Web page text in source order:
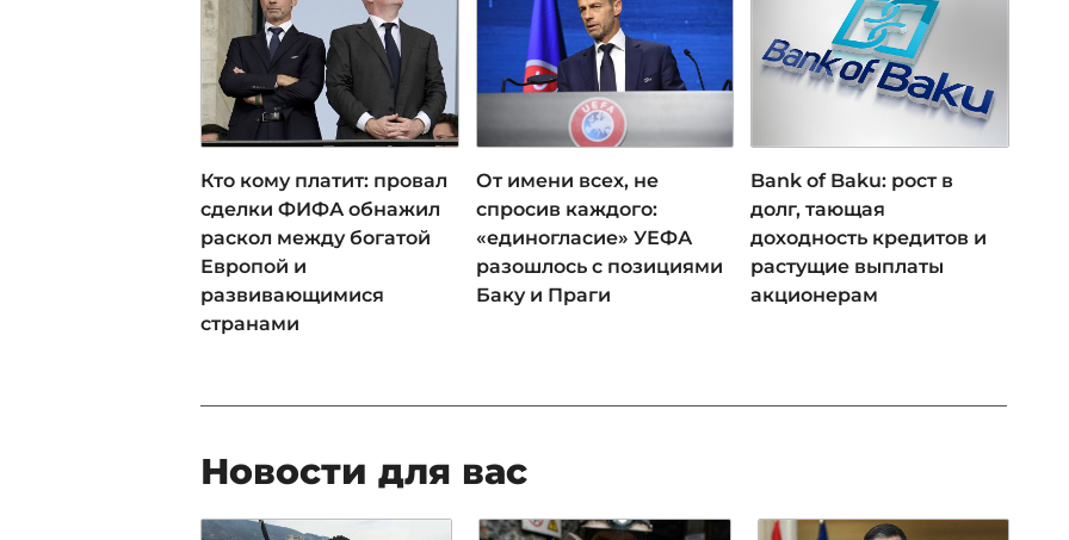
Кто кому платит: провал
сделки ФИФА обнажил
раскол между богатой
Европой и
развивающимися
странами
От имени всех, не
спросив каждого:
«единогласие» УЕФА
разошлось с позициями
Баку и Праги
Bank of Baku: рост в
долг, тающая
доходность кредитов и
растущие выплаты
акционерам
Новости для вас